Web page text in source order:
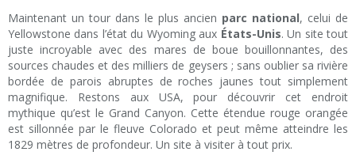
Maintenant un tour dans le plus ancien parc national, celui de
Yellowstone dans l’état du Wyoming aux États-Unis. Un site tout
juste incroyable avec des mares de boue bouillonnantes, des
sources chaudes et des milliers de geysers ; sans oublier sa rivière
bordée de parois abruptes de roches jaunes tout simplement
magnifique. Restons aux USA, pour découvrir cet endroit
mythique qu’est le Grand Canyon. Cette étendue rouge orangée
est sillonnée par le fleuve Colorado et peut même atteindre les
1829 mètres de profondeur. Un site à visiter à tout prix.